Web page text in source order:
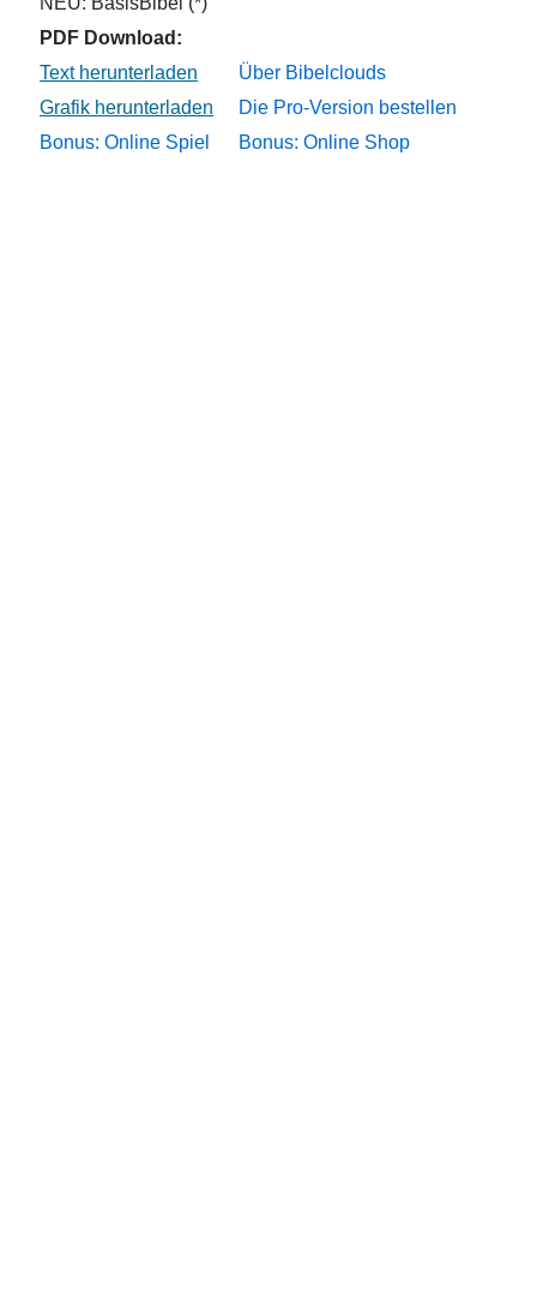
PDF Download:
Über Bibelclouds
Die Pro-Version bestellen
Bonus: Online Spiel
Bonus: Online Shop